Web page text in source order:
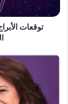
الحسم
في
العلاقات
توقعات
أكتوبر